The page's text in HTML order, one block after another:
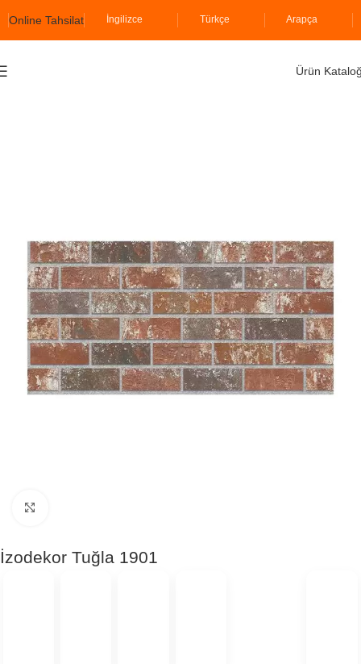
Online Tahsilat İngilizce Türkçe Arapça
Ürün
İzodekor Tuğla 1901